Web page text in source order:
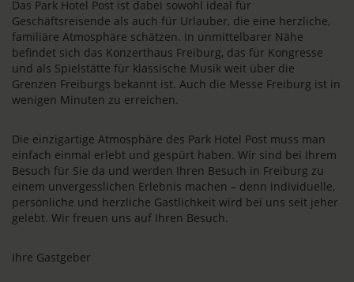
Das Park Hotel Post ist dabei sowohl ideal für
Geschäftsreisende als auch für Urlauber, die eine herzliche,
familiäre Atmosphäre schätzen. In unmittelbarer Nähe
befindet sich das Konzerthaus Freiburg, das für Kongresse
und als Spielstätte für klassische Musik weit über die
Grenzen Freiburgs bekannt ist. Auch die Messe Freiburg ist in
wenigen Minuten zu erreichen.
Die einzigartige Atmosphäre des Park Hotel Post muss man
einfach einmal erlebt und gespürt haben. Wir sind bei Ihrem
Besuch für Sie da und werden Ihren Besuch in Freiburg zu
einem unvergesslichen Erlebnis machen – denn individuelle,
persönliche und herzliche Gastlichkeit wird bei uns seit jeher
gelebt. Wir freuen uns auf Ihren Besuch.
Ihre Gastgeber